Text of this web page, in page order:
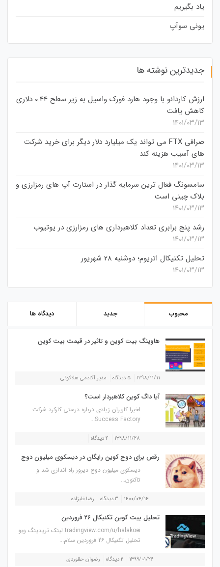
یاد بگیریم
یونی سوآپ
جدیدترین نوشته ها
ارزش کاردانو با وجود هارد فورک واسیل به زیر سطح 0.44 دلاری
کاهش یافت
۱۴۰۱/۰۳/۱۳
صرافی FTX می تواند یک میلیارد دلار دیگر برای خرید شرکت
های آسیب هزینه کند
۱۴۰۱/۰۳/۱۳
سامسونگ فعال‌ ترین سرمایه‌ گذار در استارت‌ آپ‌ های رمزارزی و
بلاک چینی است
۱۴۰۱/۰۳/۱۳
رشد پنج برابری تعداد کلاهبرداری های رمزارزی در یوتیوب
۱۴۰۱/۰۳/۱۳
تحلیل تکنیکال اتریوم؛ دوشنبه 28 شهریور
۱۴۰۱/۰۳/۱۳
محبوب جدید دیدگاه ها
هاوینگ بیت کوین و تاثیر در قیمت بیت کوین
۱۳۹۸/۱۱/۱۱ ۵ دیدگاه مدیر آکادمی هلاکوئی
آیا داگ کوین کلاهبردار است؟
اخیرا کاربران زیادی درباره درستی کارکرد شرکت
Success Factory...
۱۳۹۸/۱۱/۲۸ ۴ دیدگاه ...
رقص برای دوج کوین رایگان در دیسکوی میلیون دوج
دیسکوی میلیون دوج دیروز راه اندازی شد و
تاکنون...
۱۴۰۰/۰۴/۱۴ ۳ دیدگاه رضا قلیزاده
تحلیل بیت کوین تکنیکال 26 فروردین
tradingview.com/u/halakoei لینک تریدینگ ویو
تحلیل تکنیکال 26 فروردین سلام...
۱۳۹۹/۰۱/۲۶ ۲ دیدگاه رضوان حقوردی